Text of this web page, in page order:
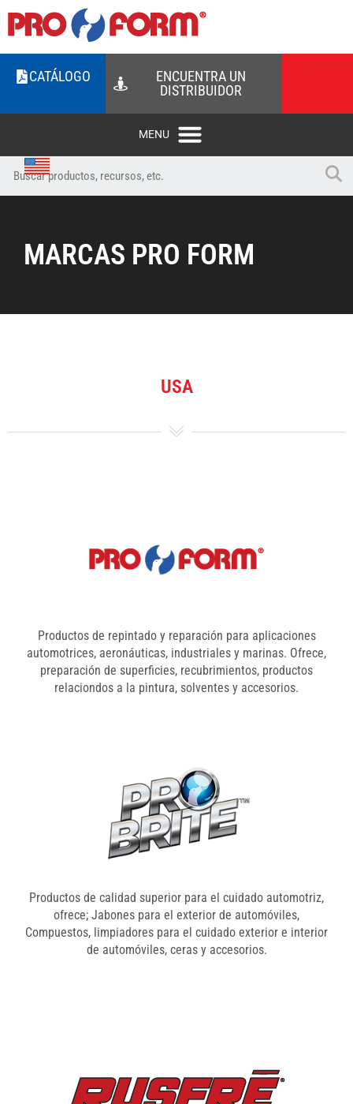
CATÁLOGO
ENCUENTRA UN
DISTRIBUIDOR
MARCAS PRO FORM
USA
Productos de repintado y reparación para aplicaciones
automotrices, aeronáuticas, industriales y marinas. Ofrece,
preparación de superficies, recubrimientos, productos
relaciondos a la pintura, solventes y accesorios.
Productos de calidad superior para el cuidado automotriz,
ofrece; Jabones para el exterior de automóviles,
Compuestos, limpiadores para el cuidado exterior e interior
de automóviles, ceras y accesorios.